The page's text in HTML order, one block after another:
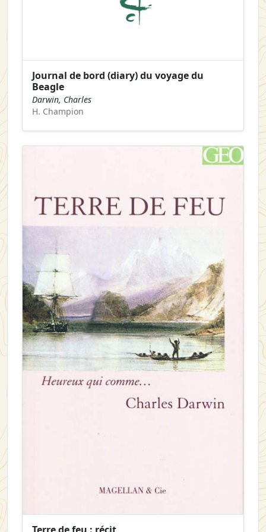
Journal de bord (diary) du voyage du
Beagle
Darwin, Charles
H. Champion
Terre de feu : récit